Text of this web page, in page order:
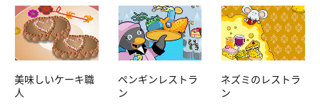
美味しいケーキ職
人
ペンギンレストラ
ン
ネズミのレストラ
ン